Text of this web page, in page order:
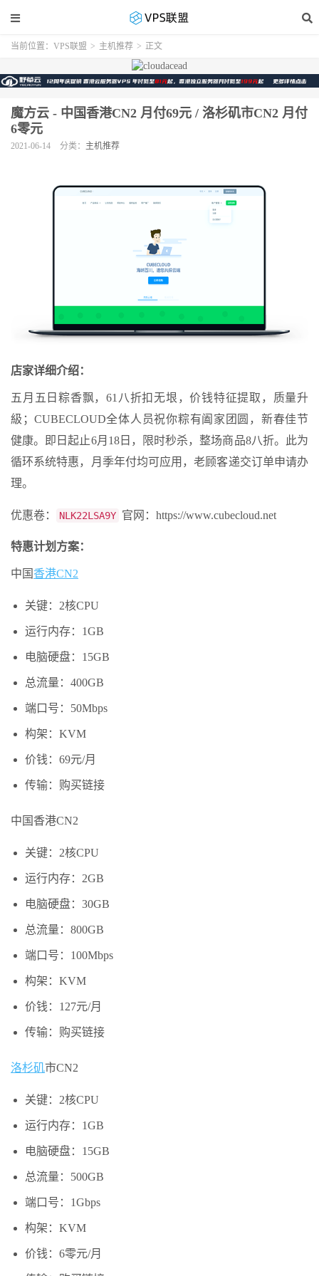
当前位置： VPS联盟 > 主机推荐 > 正文
魔方云 - 中国香港CN2 月付69元 / 洛杉矶市CN2 月付
6零元
2021-06-14 分类： 主机推荐
店家详细介绍：
五月五日粽香飘，61八折扣无垠，价钱特征提取，质量升
級；CUBECLOUD全体人员祝你粽有阖家团圆，新春佳节
健康。即日起止6月18日，限时秒杀，整场商品8八折。此为
循环系统特惠，月季年付均可应用，老顾客递交订单申请办
理。
优惠卷： NLK22LSA9Y 官网：https://www.cubecloud.net
特惠计划方案：
中国 香港CN2
关键：2核CPU
运行内存：1GB
电脑硬盘：15GB
总流量：400GB
端口号：50Mbps
构架：KVM
价钱：69元/月
传输：购买链接
中国香港CN2
关键：2核CPU
运行内存：2GB
电脑硬盘：30GB
总流量：800GB
端口号：100Mbps
构架：KVM
价钱：127元/月
传输：购买链接
洛杉矶市CN2
关键：2核CPU
运行内存：1GB
电脑硬盘：15GB
总流量：500GB
端口号：1Gbps
构架：KVM
价钱：6零元/月